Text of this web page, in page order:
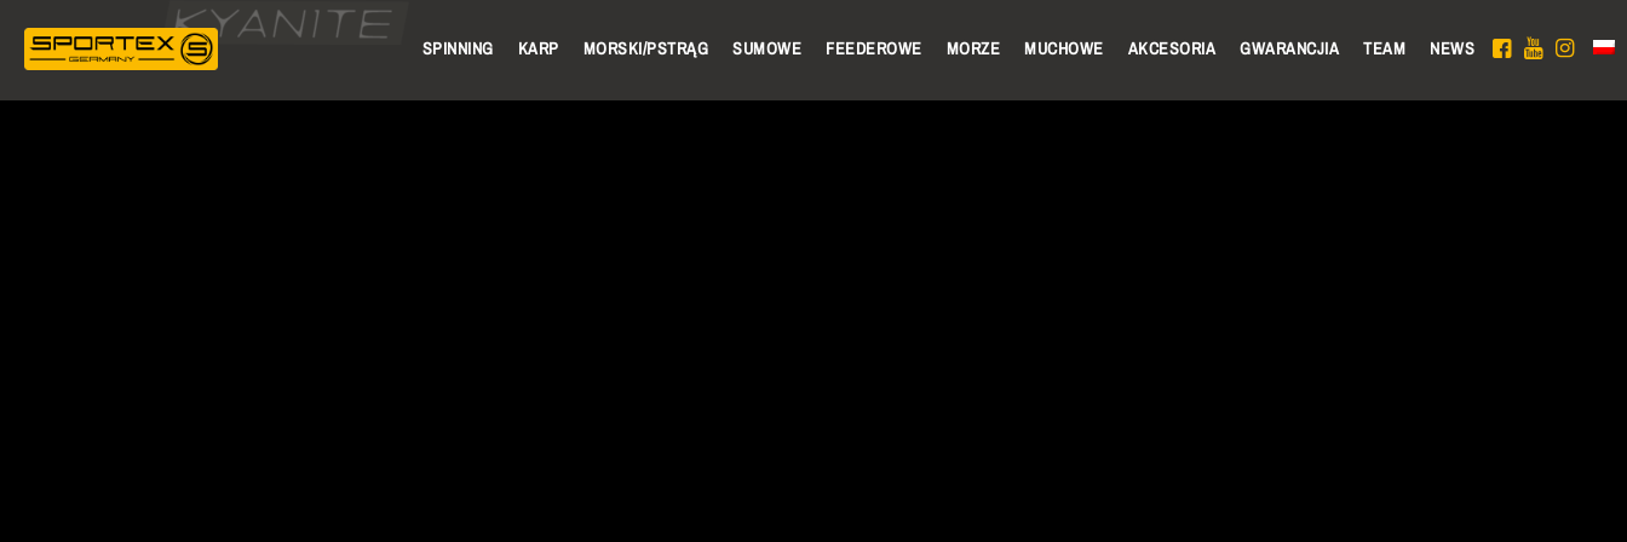
SPINNING KARP MORSKI/PSTRĄG SUMOWE FEEDEROWE MORZE MUCHOWE AKCESORIA GWARANCJIA TEAM NEWS